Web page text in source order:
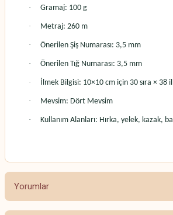
· Gramaj: 100 g
· Metraj: 260 m
· Önerilen Şiş Numarası: 3,5 mm
· Önerilen Tığ Numarası: 3,5 mm
· İlmek Bilgisi: 10×10 cm için 30 sıra × 38
· Mevsim: Dört Mevsim
· Kullanım Alanları: Hırka, yelek, kazak,
Yorumlar